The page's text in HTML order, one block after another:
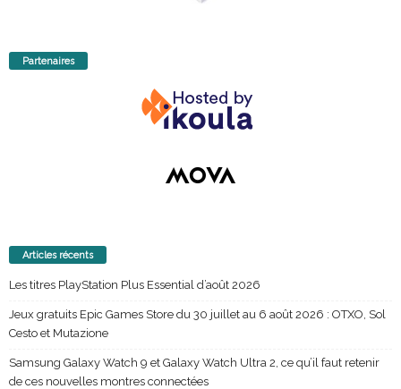
Partenaires
Articles récents
Les titres PlayStation Plus Essential d’août 2026
Jeux gratuits Epic Games Store du 30 juillet au 6 août 2026 : OTXO, Sol
Cesto et Mutazione
Samsung Galaxy Watch 9 et Galaxy Watch Ultra 2, ce qu’il faut retenir
de ces nouvelles montres connectées